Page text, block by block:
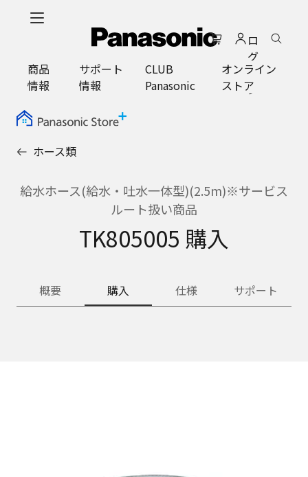
ロ
グ
イ
ン
商品
情報
サポート
情報
CLUB
Panasonic
オンライン
ストア
ホース類
給水ホース(給水・吐水一体型)(2.5m)※サービス
ルート扱い商品
TK805005 購入
概要 購入 仕様 サポート